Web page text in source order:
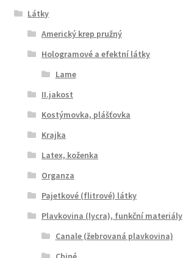
Látky
Americký krep pružný
Hologramové a efektní látky
Lame
II.jakost
Kostýmovka, plášťovka
Krajka
Latex, koženka
Organza
Pajetkové (flitrové) látky
Plavkovina (lycra), funkční materiály
Canale (žebrovaná plavkovina)